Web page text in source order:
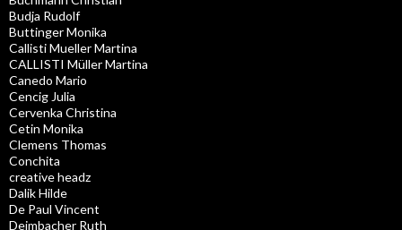
Budja Rudolf
Buttinger Monika
Callisti Mueller Martina
CALLISTI Müller Martina
Canedo Mario
Cencig Julia
Cervenka Christina
Cetin Monika
Clemens Thomas
Conchita
creative headz
Dalik Hilde
De Paul Vincent
Deimbacher Ruth